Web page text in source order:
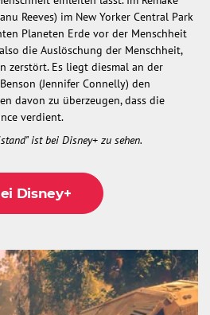
Reeves) im New Yorker Central Park
Planeten Erde vor der Menschheit
die Auslöschung der Menschheit,
zerstört. Es liegt diesmal an der
(Jennifer Connelly) den
davon zu überzeugen, dass die
verdient.
ist bei Disney+ zu sehen.
Disney+